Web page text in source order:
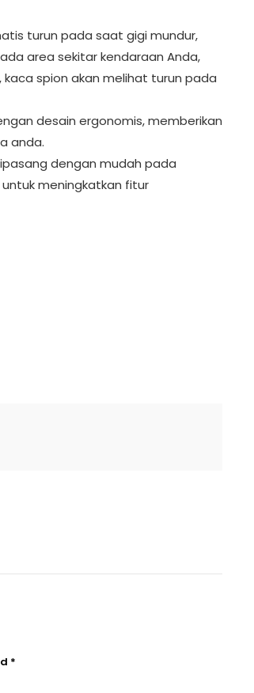
turun pada saat gigi mundur,
area sekitar kendaraan Anda,
spion akan melihat turun pada
desain ergonomis, memberikan
anda.
dengan mudah pada
meningkatkan fitur
*